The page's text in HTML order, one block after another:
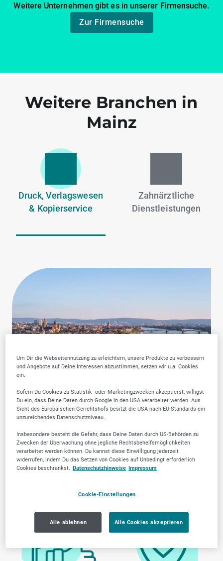
Weitere Unternehmen gibt es in unserer Firmensuche.
Zur Firmensuche
Weitere Branchen in
Mainz
Druck, Verlagswesen
& Kopierservice
Zahnärztliche
Dienstleistungen
Warum SELLWERK
Trusted Firmen wählen?
Um Dir die Webseitennutzung zu erleichtern, unsere Produkte zu verbessern
und Angebote auf Deine Interessen abzustimmen, setzen wir u.a. Cookies
ein.
Sofern Du Cookies zu Statistik- oder Marketingzwecken akzeptierst, willigst
Du ein, dass Deine Daten durch Google in den USA verarbeitet werden. Aus
Sicht des Europäischen Gerichtshofs besitzt die USA nach EU-Standards ein
unzureichendes Datenschutzniveau.
Insbesondere besteht die Gefahr, dass Deine Daten durch US-Behörden zu
Zwecken der Überwachung ohne jegliche Rechtsbehelfsmöglichkeiten
verarbeitet werden können. Du kannst diese Einwilligung jederzeit
widerrufen, indem Du das Setzen von Cookies auf Unbedingt erforderlich
Cookies beschränkst. Datenschutzhinweise Impressum
Cookie-Einstellungen
Alle ablehnen Alle Cookies akzeptieren